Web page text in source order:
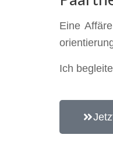
Eine
Ich